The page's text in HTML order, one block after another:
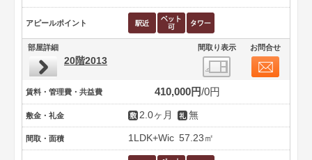
アピールポイント
部屋詳細 間取り表示 お問合せ
20階2013
賃料・管理費・共益費 410,000円 0円
敷金・礼金 2.0ヶ月 無
間取・面積 1LDK+Wic 57.23㎡